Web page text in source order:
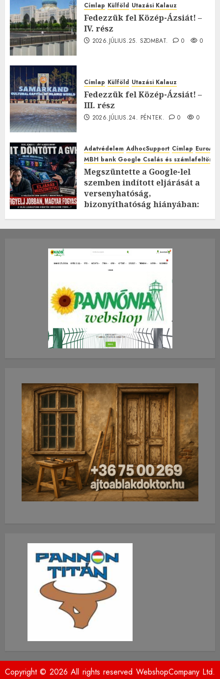
Címlap Külföld Utazási Kalauz
Fedezzük fel Közép-Ázsiát! –
IV. rész
2026.JÚLIUS.25. SZOMBAT. 0 0
Címlap Külföld Utazási Kalauz
Fedezzük fel Közép-Ázsiát! –
III. rész
2026.JÚLIUS.24. PÉNTEK. 0 0
Adatvédelem AdhocSupport Címlap
MBH bank Google Csalás és
Megszüntette a Google-lel
szemben indított eljárását a
versenyhatóság,
bizonyíthatóság hiányában:
2026.JÚLIUS.23. CSÜTÖRTÖK.
0
Copyright © 2026 All rights reserved WebshopCompany Ltd.